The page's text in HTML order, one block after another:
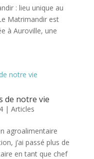
: lieu unique au
Matrimandir est
à Auroville, une
de notre vie
| Articles
agroalimentaire
j’ai passé plus de
en tant que chef